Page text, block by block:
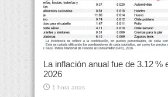
La inflación anual fue de 3.12 %
2026
1 hora atras